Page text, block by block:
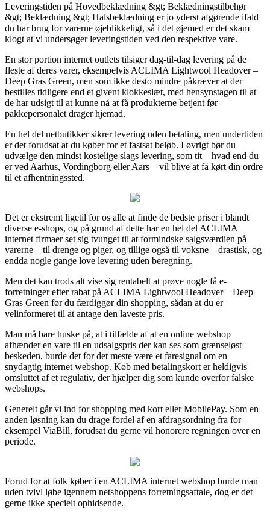
Leveringstiden på Hovedbeklædning &gt; Beklædningstilbehør
&gt; Beklædning &gt; Halsbeklædning er jo yderst afgørende ifald
du har brug for varerne øjeblikkeligt, så i det øjemed er det skam
klogt at vi undersøger leveringstiden ved den respektive vare.
En stor portion internet outlets tilsiger dag-til-dag levering på de
fleste af deres varer, eksempelvis ACLIMA Lightwool Headover –
Deep Gras Green, men som ikke desto mindre påkræver at der
bestilles tidligere end et givent klokkeslæt, med hensynstagen til at
de har udsigt til at kunne nå at få produkterne betjent før
pakkepersonalet drager hjemad.
En hel del netbutikker sikrer levering uden betaling, men undertiden
er det forudsat at du køber for et fastsat beløb. I øvrigt bør du
udvælge den mindst kostelige slags levering, som tit – hvad end du
er ved Aarhus, Vordingborg eller Aars – vil blive at få kørt din ordre
til et afhentningssted.
Det er ekstremt ligetil for os alle at finde de bedste priser i blandt
diverse e-shops, og på grund af dette har en hel del ACLIMA
internet firmaer set sig tvunget til at formindske salgsværdien på
varerne – til drenge og piger, og tillige også til voksne – drastisk, og
endda nogle gange love levering uden beregning.
Men det kan trods alt vise sig rentabelt at prøve nogle få e-
forretninger efter rabat på ACLIMA Lightwool Headover – Deep
Gras Green før du færdiggør din shopping, sådan at du er
velinformeret til at antage den laveste pris.
Man må bare huske på, at i tilfælde af at en online webshop
afhænder en vare til en udsalgspris der kan ses som grænseløst
beskeden, burde det for det meste være et faresignal om en
snydagtig internet webshop. Køb med betalingskort er heldigvis
omsluttet af et regulativ, der hjælper dig som kunde overfor falske
webshops.
Generelt går vi ind for shopping med kort eller MobilePay. Som en
anden løsning kan du drage fordel af en afdragsordning fra for
eksempel ViaBill, forudsat du gerne vil honorere regningen over en
periode.
Forud for at folk køber i en ACLIMA internet webshop burde man
uden tvivl løbe igennem netshoppens forretningsaftale, dog er det
gerne ikke specielt ophidsende.